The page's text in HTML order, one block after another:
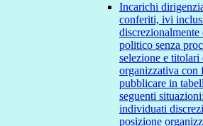
Incarichi
conferiti, ivi
politico senza
selezione e
organizzativa con
pubblicare in
seguenti
individuati
posizione